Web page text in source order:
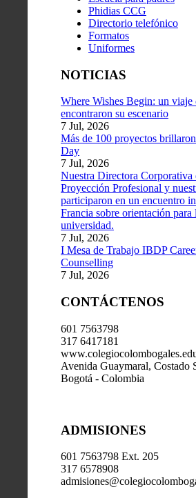
Phidias CCG
Directorio telefónico
Formatos
Uniformes
NOTICIAS
Where Wishes Begin: un viaje
encontraron su escenario
7 Jul, 2026
Más de 100 proyectos
Day
7 Jul, 2026
Nuestra Directora Corporativa
Proyección Profesional y
participaron en un encuentro
Francia sobre orientación
universidad.
7 Jul, 2026
I Mesa de Trabajo IBDP
Counselling
7 Jul, 2026
CONTÁCTENOS
601 7563798
317 6417181
Avenida Guaymaral, Costado
Bogotá - Colombia
ADMISIONES
601 7563798 Ext. 205
317 6578908